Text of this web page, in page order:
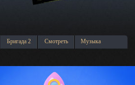
Бригада 2 Смотреть Музыка